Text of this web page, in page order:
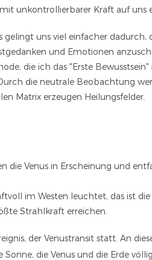
unkontrollierbarer Kraft auf uns
uns viel einfacher dadurch,
und Emotionen
die ich das "Erste
die neutrale Beobachtung
Matrix erzeugen Heilungsfelder.
die Venus in Erscheinung und
im Westen leuchtet, das ist die
Strahlkraft erreichen.
der Venustransit statt. An
die Venus und die Erde